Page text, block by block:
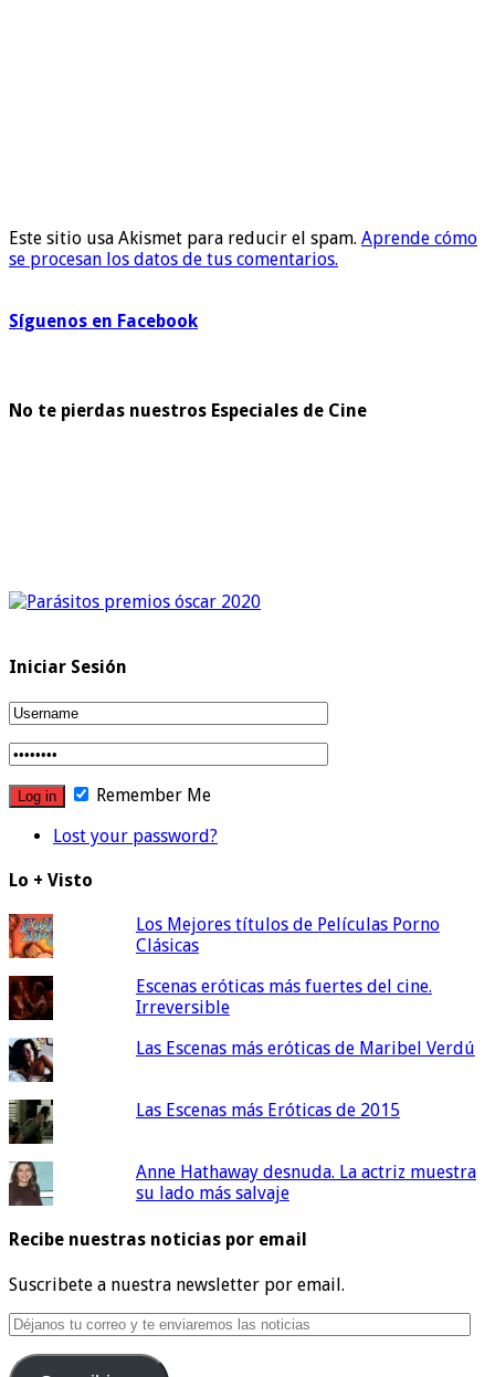
Este sitio usa Akismet para reducir el spam. Aprende cómo
se procesan los datos de tus comentarios.
Síguenos en Facebook
No te pierdas nuestros Especiales de Cine
Iniciar Sesión
Remember Me
Lost your password?
Lo + Visto
Los Mejores títulos de Películas Porno
Clásicas
Escenas eróticas más fuertes del cine.
Irreversible
Las Escenas más eróticas de Maribel Verdú
Las Escenas más Eróticas de 2015
Anne Hathaway desnuda. La actriz muestra
su lado más salvaje
Recibe nuestras noticias por email
Suscribete a nuestra newsletter por email.
Déjanos
tu
correo